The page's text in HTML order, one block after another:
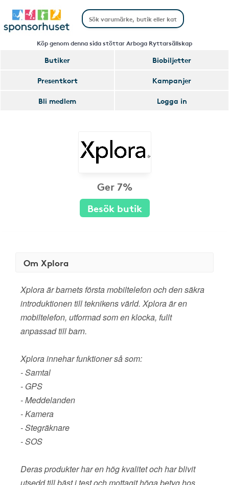
Köp genom denna sida stöttar Arboga Ryttarsällskap
Butiker
Biobiljetter
Presentkort
Kampanjer
Bli medlem
Logga in
Ger 7%
Besök butik
Om Xplora
Xplora är barnets första mobiltelefon och den säkra
introduktionen till teknikens värld. Xplora är en
mobiltelefon, utformad som en klocka, fullt
anpassad till barn.
Xplora innehar funktioner så som:
- Samtal
- GPS
- Meddelanden
- Kamera
- Stegräknare
- SOS
Deras produkter har en hög kvalitet och har blivit